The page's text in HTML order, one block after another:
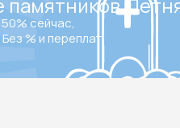
50% сейчас,
% и переплат.